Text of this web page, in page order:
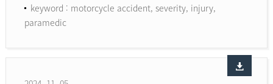
keyword : motorcycle accident, severity, injury,
paramedic